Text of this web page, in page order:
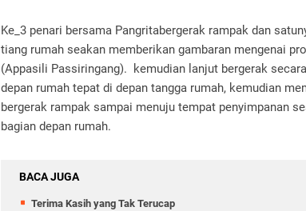
Ke_3 penari bersama Pangritabergerak rampak dan
tiang rumah seakan memberikan gambaran mengenai
(Appasili Passiringang). kemudian lanjut bergerak
depan rumah tepat di depan tangga rumah, kemudian
bergerak rampak sampai menuju tempat penyimpanan
bagian depan rumah.
BACA JUGA
Terima Kasih yang Tak Terucap